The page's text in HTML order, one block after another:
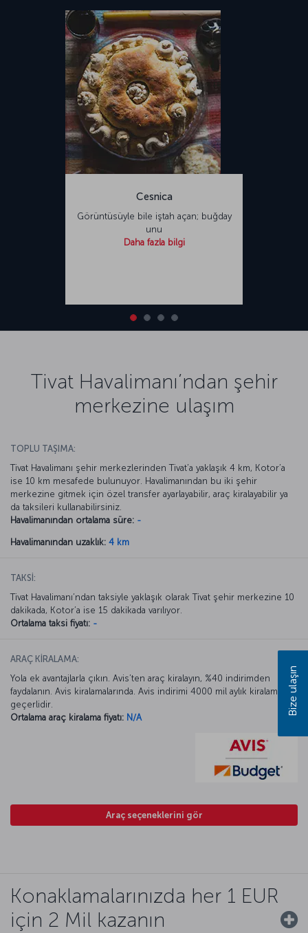
Cesnica
Görüntüsüyle bile iştah açan; buğday
unu
Daha fazla bilgi
Tivat Havalimanı’ndan şehir
merkezine ulaşım
TOPLU TAŞIMA:
Tivat Havalimanı şehir merkezlerinden Tivat’a yaklaşık 4 km, Kotor’a
ise 10 km mesafede bulunuyor. Havalimanından bu iki şehir
merkezine gitmek için özel transfer ayarlayabilir, araç kiralayabilir ya
da taksileri kullanabilirsiniz.
Havalimanından ortalama süre: -
Havalimanından uzaklık: 4 km
TAKSİ:
Tivat Havalimanı’ndan taksiyle yaklaşık olarak Tivat şehir merkezine 10
dakikada, Kotor’a ise 15 dakikada varılıyor.
Ortalama taksi fiyatı: -
ARAÇ KİRALAMA:
Yola ek avantajlarla çıkın. Avis’ten araç kiralayın, %40 indirimden
faydalanın. Avis kiralamalarında. Avis indirimi 4000 mil aylık kiralamada
geçerlidir.
Ortalama araç kiralama fiyatı: N/A
Araç seçeneklerini gör
Konaklamalarınızda her 1 EUR
için 2 Mil kazanın
Bize ulaşın